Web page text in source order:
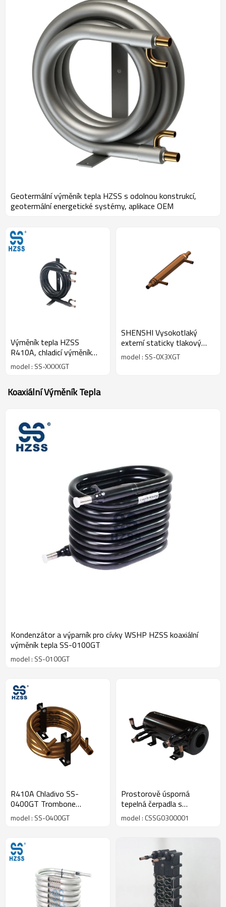
na přední pozici v tomto odvětví a přesnost a kvalita výrobků jsou
také na vedoucí pozici. Marketing Společnost HZSS se stala
nejkonkurenceschopnějším dodavatelem výměníků tepla na světě s
více než 160 partnery ve více než 50 zemích a regionech. Za
účelem lepšího obsluhování zákazníků zřídila společnost HZSS
zástupce v Jižní Koreji, České republice, Indii, Izraeli, Itálii a Indonésii.
Mise „Chytré řešení pro vás“ je dlouhodobým posláním a
neúnavným cílem společnosti HZSS. HZSS bude i nadále vyvíjet
miniaturní, energeticky úsporné, zelené a nízkouhlíkové produkty a
zařízení pro výměníky tepla, aby našim zákazníkům a společnosti
poskytovala nejefektivnější řešení. Produkty: Upřímně se těšíme na
spolupráci s vámi a na vytvoření lepšího „zeleného“ zítřka!
Geotermální výměník tepla HZSS s odolnou konstrukcí,
geotermální energetické systémy, aplikace OEM
Výměník tepla HZSS
R410A, chladicí výměník
tepelného čerpadla,
ekologické chladicí systémy
model : SS-XXXXGT
SHENSHI Vysokotlaký
externí staticky tlakový
klimatizační systém s
rekuperací vzduchu, tepelná
model : SS-0X3XGT
Koaxiální Výměník Tepla
Kondenzátor a výparník pro cívky WSHP HZSS koaxiální
výměník tepla SS-0100GT
model : SS-0100GT
R410A Chladivo SS-
0400GT Trombone
Condenser & Evaporator
pro cívky WSHP
model : SS-0400GT
Prostorově úsporná
tepelná čerpadla s
výměníkem tepla HZSS
Coil-in-Shell
model : CSSG0300001